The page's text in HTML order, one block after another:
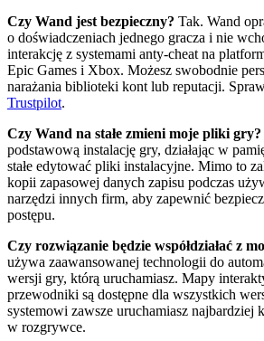
Czy Wand jest bezpieczny? Tak. Wand
o doświadczeniach jednego gracza i nie
interakcję z systemami anty-cheat na
Epic Games i Xbox. Możesz swobodnie
narażania biblioteki kont lub reputacji.
Trustpilot.
Czy Wand na stałe zmieni moje pliki gry?
podstawową instalację gry, działając w
stałe edytować pliki instalacyjne. Mimo to
kopii zapasowej danych zapisu podczas
narzędzi innych firm, aby zapewnić
postępu.
Czy rozwiązanie będzie współdziałać z
używa zaawansowanej technologii do
wersji gry, którą uruchamiasz. Mapy
przewodniki są dostępne dla wszystkich
systemowi zawsze uruchamiasz najbardziej
w rozgrywce.